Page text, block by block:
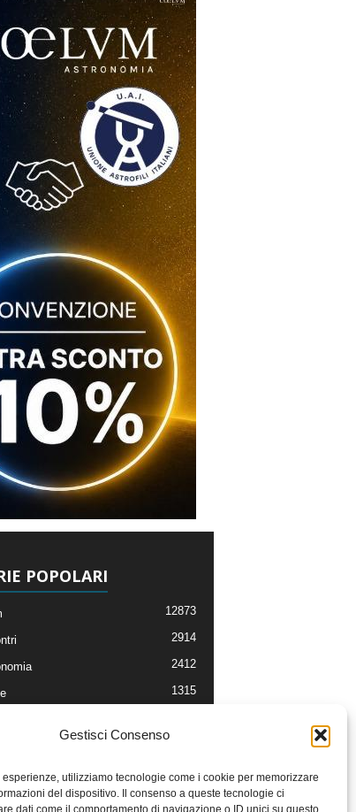
Gestisci Consenso
utilizziamo tecnologie come i cookie per memorizzare
del dispositivo. Il consenso a queste tecnologie ci
dati come il comportamento di navigazione o ID unici su questo
POPOLARI
12873
2914
2412
1315
On-Line